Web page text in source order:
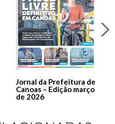
Jornal da Prefeitura de
Canoas – Edição março
de 2026